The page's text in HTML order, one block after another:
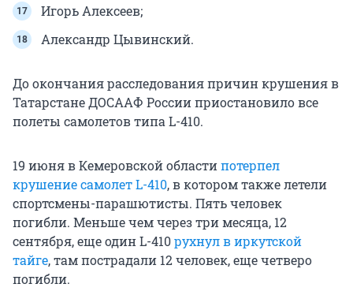
Игорь Алексеев;
Александр Цывинский.
До окончания расследования причин крушения в
Татарстане ДОСААФ России приостановило все
полеты самолетов типа L-410.
19 июня в Кемеровской областипотерпел
крушение самолет L-410, в котором также летели
спортсмены-парашютисты. Пять человек
погибли. Меньше чем через три месяца, 12
сентября, еще один L-410рухнул в иркутской
тайге, там пострадали 12 человек, еще четверо
погибли.